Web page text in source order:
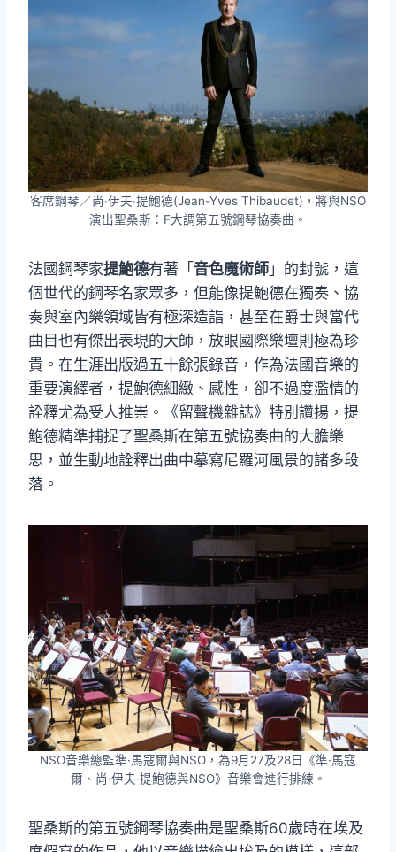
客席鋼琴／尚‧伊夫‧提鮑德(Jean-Yves Thibaudet)，將與NSO
演出聖桑斯：F大調第五號鋼琴協奏曲。
法國鋼琴家提鮑德有著「 音色魔術師 」的封號，這
個世代的鋼琴名家眾多，但能像提鮑德在獨奏、協
奏與室內樂領域皆有極深造詣，甚至在爵士與當代
曲目也有傑出表現的大師，放眼國際樂壇則極為珍
貴。在生涯出版過五十餘張錄音，作為法國音樂的
重要演繹者，提鮑德細緻、感性，卻不過度濫情的
詮釋尤為受人推崇。《留聲機雜誌》特別讚揚，提
鮑德精準捕捉了聖桑斯在第五號協奏曲的大膽樂
思，並生動地詮釋出曲中摹寫尼羅河風景的諸多段
落。
NSO音樂總監準·馬寇爾與NSO，為9月27及28日《準·馬寇
爾、尚·伊夫·提鮑德與NSO》音樂會進行排練。
聖桑斯的第五號鋼琴協奏曲是聖桑斯60歲時在埃及